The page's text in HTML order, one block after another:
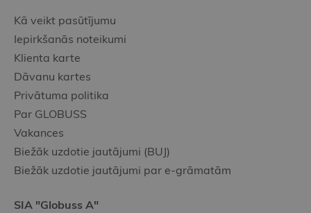
Kā veikt pasūtījumu
Iepirkšanās noteikumi
Klienta karte
Dāvanu kartes
Privātuma politika
Par GLOBUSS
Vakances
Biežāk uzdotie jautājumi (BUJ)
Biežāk uzdotie jautājumi par e-grāmatām
SIA "Globuss A"